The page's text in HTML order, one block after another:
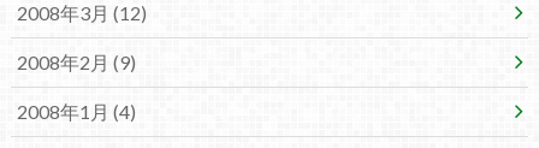
2008年3月 (12)
2008年2月 (9)
2008年1月 (4)